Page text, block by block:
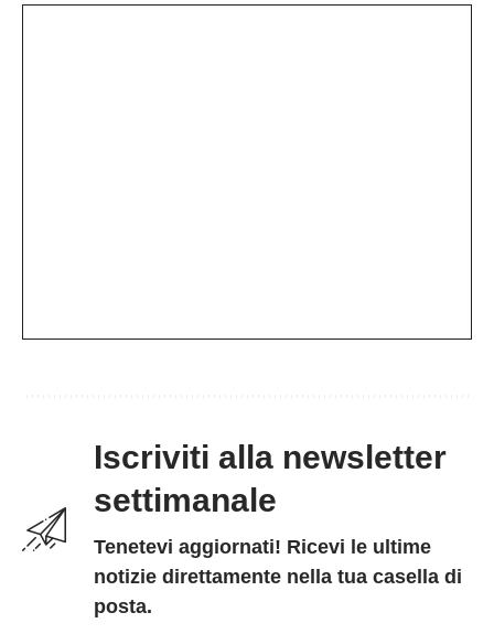
Iscriviti alla newsletter
settimanale
Tenetevi aggiornati! Ricevi le ultime
notizie direttamente nella tua casella di
posta.